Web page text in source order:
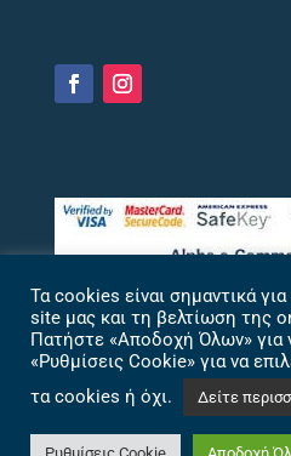
Τα cookies είναι σημαντικά
site μας και τη βελτίωση της
Πατήστε «Αποδοχή Όλων» για
«Ρυθμίσεις Cookie» για να
τα cookies ή όχι.
Δείτε